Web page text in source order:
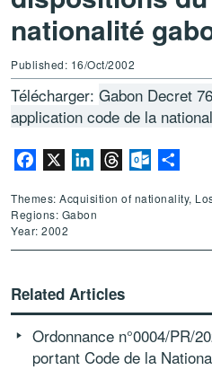
nationalité
Published: 16/Oct/2002
Télécharger: Gabon Decret
application code de la
Facebook LinkedInThreads
Themes: Acquisition of nationality,
Regions: Gabon
Year: 2002
Related Articles
Ordonnance n°0004/PR/
portant Code de la